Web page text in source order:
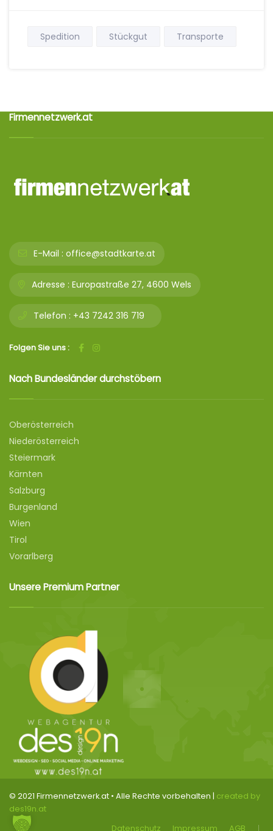
Spedition Stückgut Transporte
Firmennetzwerk.at
E-Mail : office@stadtkarte.at
Adresse : Europastraße 27, 4600 Wels
Telefon : +43 7242 316 719
Folgen Sie uns :
Nach Bundesländer durchstöbern
Oberösterreich
Niederösterreich
Steiermark
Kärnten
Salzburg
Burgenland
Wien
Tirol
Vorarlberg
Unsere Premium Partner
© 2021 Firmennetzwerk.at • Alle Rechte vorbehalten | created by
des19n.at
Datenschutz
Impressum AGB